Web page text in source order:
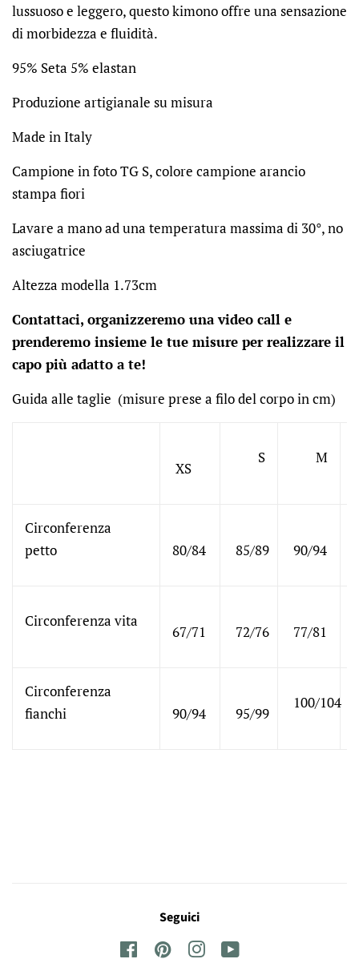
lussuoso e leggero, questo kimono offre una sensazione
di morbidezza e fluidità.
95% Seta 5% elastan
Produzione artigianale su misura
Made in Italy
Campione in foto TG S, colore campione arancio
stampa fiori
Lavare a mano ad una temperatura massima di 30°, no
asciugatrice
Altezza modella 1.73cm
Contattaci, organizzeremo una video call e
prenderemo insieme le tue misure per realizzare il
capo più adatto a te!
Guida alle taglie (misure prese a filo del corpo in cm)
XS
S M
Circonferenza
petto
80/84 85/89 90/94
Circonferenza vita
67/71 72/76 77/81
Circonferenza
fianchi
90/94 95/99
100/104
Seguici
FacebookPinterest Instagram